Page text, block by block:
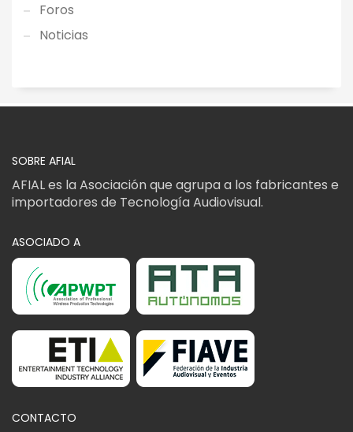
Foros
Noticias
SOBRE AFIAL
AFIAL es la Asociación que agrupa a los fabricantes e
importadores de Tecnología Audiovisual.
ASOCIADO A
CONTACTO